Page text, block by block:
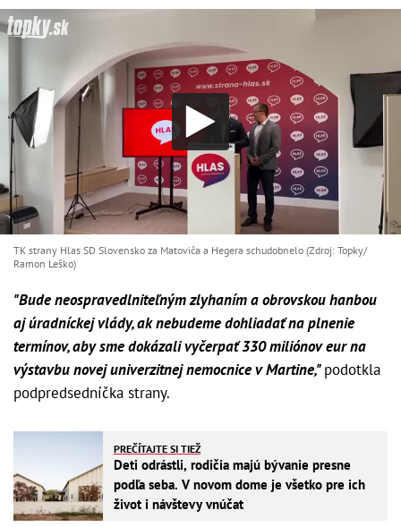
TK strany Hlas SD Slovensko za Matoviča a Hegera schudobnelo (Zdroj: Topky/
Ramon Leško)
"Bude neospravedlniteľným zlyhaním a obrovskou hanbou
aj úradníckej vlády, ak nebudeme dohliadať na plnenie
termínov, aby sme dokázali vyčerpať 330 miliónov eur na
výstavbu novej univerzitnej nemocnice v Martine,"podotkla
podpredsedníčka strany.
PREČÍTAJTE SI TIEŽ
Deti odrástli, rodičia majú bývanie presne
podľa seba. V novom dome je všetko pre ich
život i návštevy vnúčat